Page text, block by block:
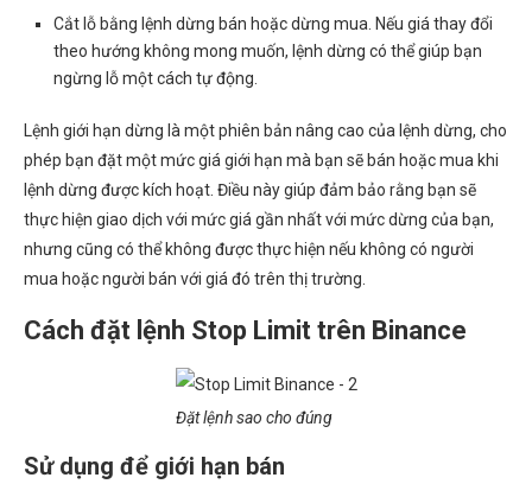
Cắt lỗ bằng lệnh dừng bán hoặc dừng mua. Nếu giá thay đổi
theo hướng không mong muốn, lệnh dừng có thể giúp bạn
ngừng lỗ một cách tự động.
Lệnh giới hạn dừng là một phiên bản nâng cao của lệnh dừng, cho
phép bạn đặt một mức giá giới hạn mà bạn sẽ bán hoặc mua khi
lệnh dừng được kích hoạt. Điều này giúp đảm bảo rằng bạn sẽ
thực hiện giao dịch với mức giá gần nhất với mức dừng của bạn,
nhưng cũng có thể không được thực hiện nếu không có người
mua hoặc người bán với giá đó trên thị trường.
Cách đặt lệnh Stop Limit trên Binance
Đặt lệnh sao cho đúng
Sử dụng để giới hạn bán